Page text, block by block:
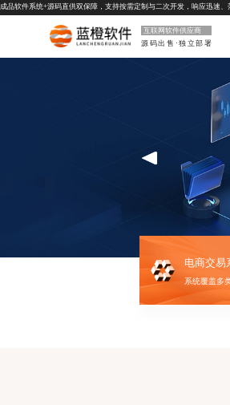
成品软件系统+源码直供双保障，支持按需定制与二次开发，响应迅速
互联网软件供应商
源码出售·独立部署
电商交易
系统覆盖多